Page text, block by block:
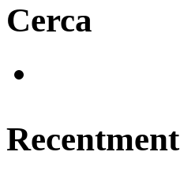
Cerca
Recentment